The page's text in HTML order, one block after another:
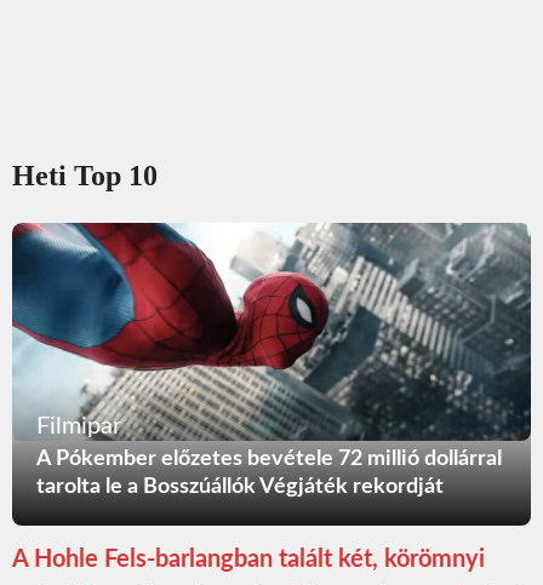
Heti Top 10
Filmipar
A Pókember előzetes bevétele 72 millió dollárral
tarolta le a Bosszúállók Végjáték rekordját
A Hohle Fels-barlangban talált két, körömnyi